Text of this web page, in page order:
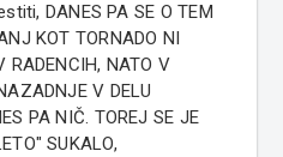
DANES PA SE O TEM
KOT TORNADO NI
RADENCIH, NATO V
V DELU
PA NIČ. TOREJ SE JE
SUKALO,